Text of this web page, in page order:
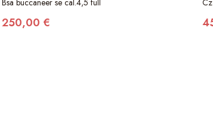
Bsa buccaneer se cal.4,5 full
250,00 €